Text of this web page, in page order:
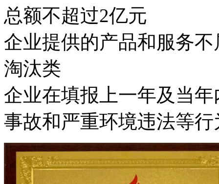
总额不超过2亿元
企业提供的产品和服务
淘汰类
企业在填报上一年及当
事故和严重环境违法等行